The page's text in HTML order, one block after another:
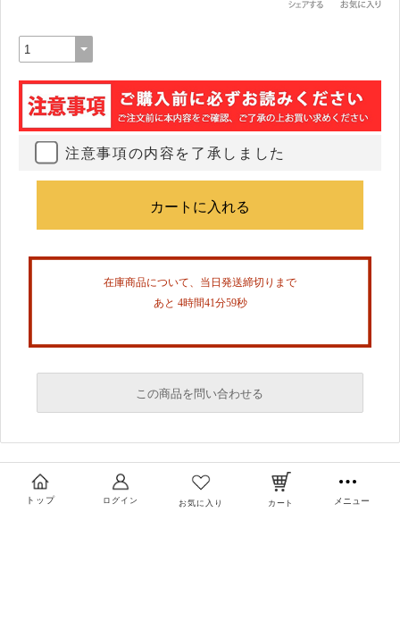
注意事項の内容を了承しました
在庫商品について、当日発送締切りまで
あと 4時間41分58秒
この商品を問い合わせる
トップ ログイン お気に入り カート メニュー